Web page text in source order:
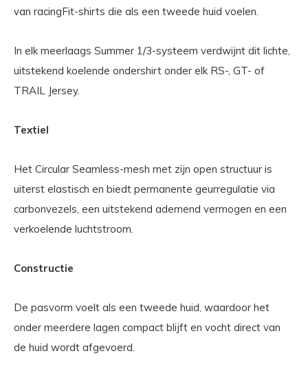
van racingFit-shirts die als een tweede huid voelen.
In elk meerlaags Summer 1/3-systeem verdwijnt dit lichte,
uitstekend koelende ondershirt onder elk RS-, GT- of
TRAIL Jersey.
Textiel
Het Circular Seamless-mesh met zijn open structuur is
uiterst elastisch en biedt permanente geurregulatie via
carbonvezels, een uitstekend ademend vermogen en een
verkoelende luchtstroom.
Constructie
De pasvorm voelt als een tweede huid, waardoor het
onder meerdere lagen compact blijft en vocht direct van
de huid wordt afgevoerd.